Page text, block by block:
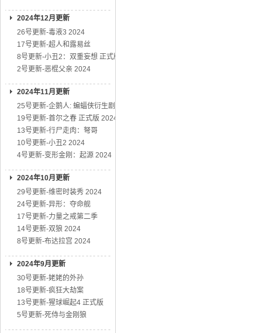
2024年12月更新
26号更新-毒液3 2024
17号更新-超人和露易丝
8号更新-小丑2：双重妄想 正式版
2号更新-恶棍父亲 2024
2024年11月更新
25号更新-企鹅人: 蝙蝠侠衍生剧
19号更新-首尔之春 正式版 2024
13号更新-行尸走肉：弩哥
10号更新-小丑2 2024
4号更新-变形金刚：起源 2024
2024年10月更新
29号更新-维密时装秀 2024
24号更新-异形：夺命舰
17号更新-力量之戒第二季
14号更新-双狼 2024
8号更新-布达拉宫 2024
2024年9月更新
30号更新-姥姥的外孙
18号更新-疯狂大劫案
13号更新-猩球崛起4 正式版
5号更新-死侍与金刚狼